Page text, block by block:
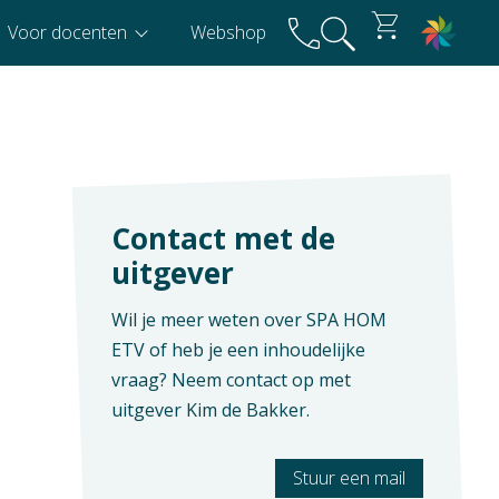
Voor docenten Webshop
Contact met de
uitgever
Wil je meer weten over SPA HOM
ETV of heb je een inhoudelijke
vraag? Neem contact op met
uitgever Kim de Bakker.
Stuur een mail